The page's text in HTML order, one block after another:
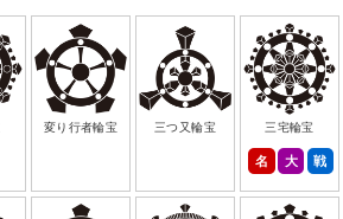
変り行者輪宝 三つ又輪宝 三宅輪宝
名 大 戦